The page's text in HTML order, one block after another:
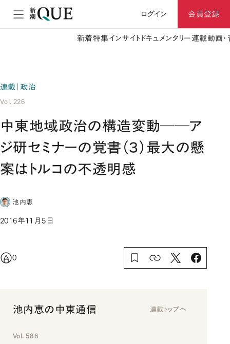
ログイン 会員登録
新着特集 インサイト ドキュメンタリー 連載動画
連載｜政治
Vol. 226
中東地域政治の構造変動――ア
ジ研セミナーの覚書（３）最大の懸
案はトルコの不透明感
池内恵
2016年11月5日
0
池内恵の中東通信 連載トップへ
Vol. 586